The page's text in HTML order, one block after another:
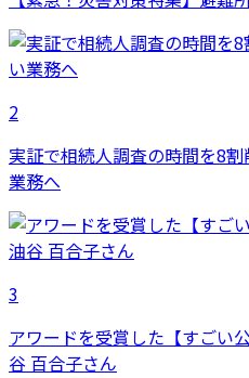
2
実証で相続人調査の時間を8
業務へ
3
アワードを受賞した【すごい
谷 百合子さん